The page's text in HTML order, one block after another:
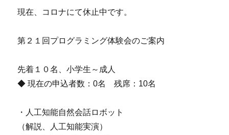
現在、コロナにて休止中です。
第２１回プログラミング体験会のご案内
先着１０名、小学生～成人
◆ 現在の申込者数：0名 残席：10名
・人工知能自然会話ロボット
（解説、人工知能実演）